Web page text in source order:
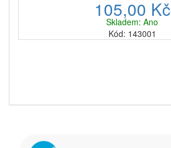
105,00 Kč
Skladem: Ano
Kód: 143001